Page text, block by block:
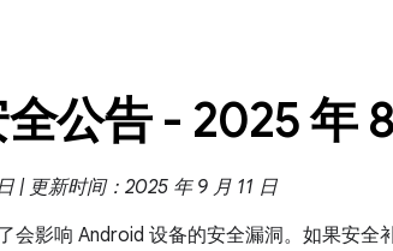
公告 - 2025 年
| 更新时间：2025 年 9 月 11 日
会影响 Android 设备的安全漏洞。如果安